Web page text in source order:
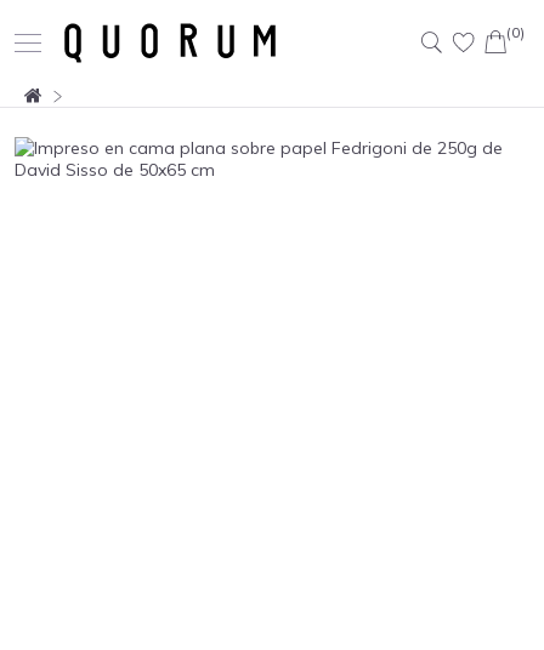
Buscar:
(0)